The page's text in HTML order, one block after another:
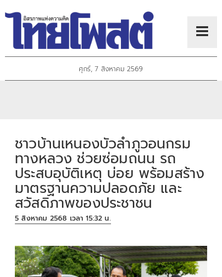
ศุกร์, 7 สิงหาคม 2569
ชาวบ้านเหนองบัวลำภูวอนกรม
ทางหลวง ช่วยซ่อมถนน รถ
ประสบอุบัติเหตุ บ่อย พร้อมสร้าง
มาตรฐานความปลอดภัย และ
สวัสดิภาพของประชาชน
5 สิงหาคม 2568 เวลา 15:32 น.